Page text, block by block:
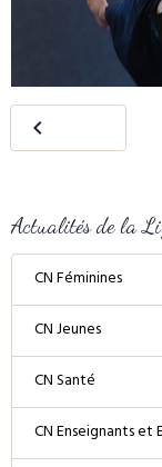
Actualités de la
CN Féminines
CN Jeunes
CN Santé
CN Enseignants et